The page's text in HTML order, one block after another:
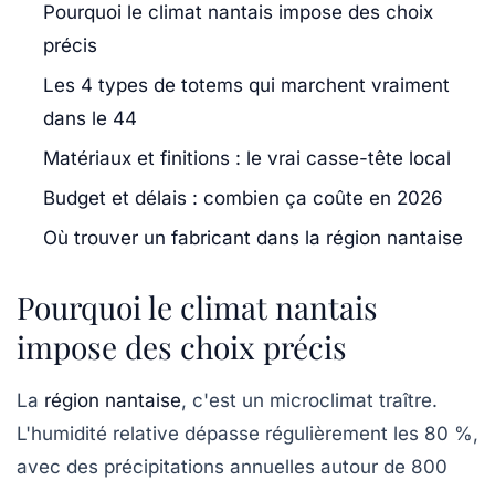
Pourquoi le climat nantais impose des choix
précis
Les 4 types de totems qui marchent vraiment
dans le 44
Matériaux et finitions : le vrai casse-tête local
Budget et délais : combien ça coûte en 2026
Où trouver un fabricant dans la région nantaise
Pourquoi le climat nantais
impose des choix précis
La région nantaise, c'est un microclimat traître.
L'humidité relative dépasse régulièrement les 80 %,
avec des précipitations annuelles autour de 800